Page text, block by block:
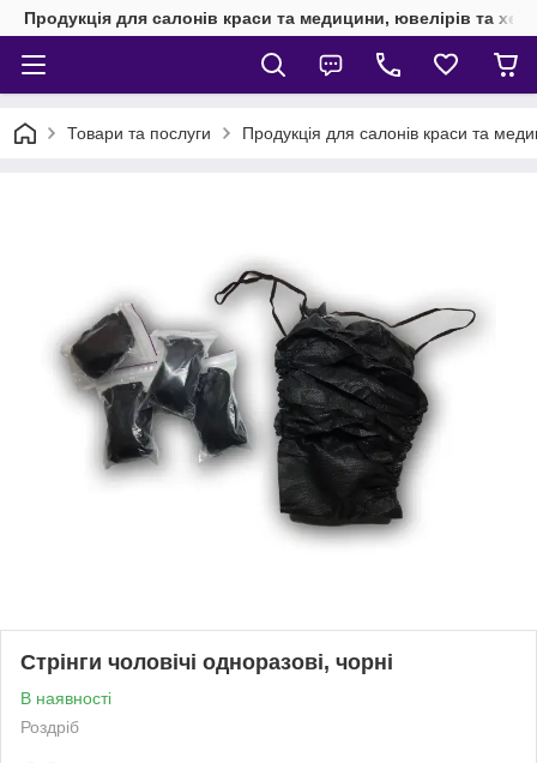
Продукція для салонів краси та медицини, ювелірів та
Товари та послуги Продукція для салонів краси та
Стрінги чоловічі одноразові, чорні
В наявності
Роздріб